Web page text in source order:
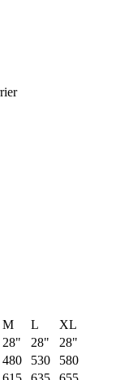
M L
XL
28" 28"
28"
480 530
580